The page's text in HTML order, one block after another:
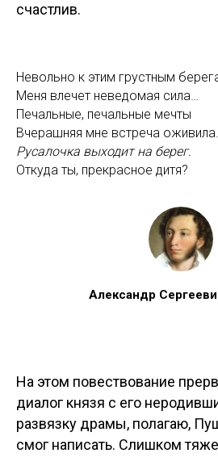
счастлив.
Невольно к этим грустным
Меня влечет неведомая сила…
Печальные, печальные мечты
Вчерашняя мне встреча оживила.
Русалочка выходит на берег.
Откуда ты, прекрасное дитя?
Александр
На этом повествование
диалог князя с его
развязку драмы, полагаю,
смог написать. Слишком